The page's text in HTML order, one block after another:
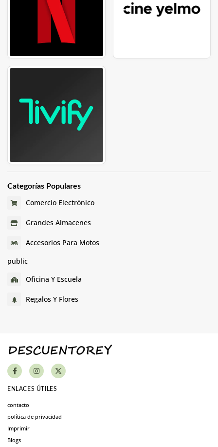
Categorías Populares
Comercio Electrónico
Grandes Almacenes
Accesorios Para Motos
public
Oficina Y Escuela
Regalos Y Flores
ENLACES ÚTILES
contacto
política de privacidad
Imprimir
Blogs